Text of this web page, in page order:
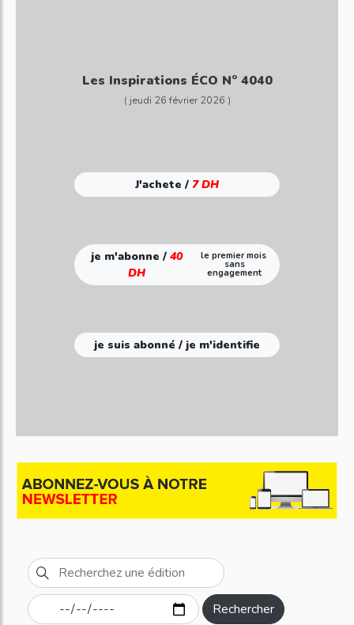
Les Inspirations ÉCO N° 4040
( jeudi 26 février 2026 )
J'achete / 7 DH
je m'abonne /40
DH
le premier mois
sans
engagement
je suis abonné / je m'identifie
Rechercher